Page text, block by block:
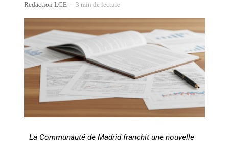
Redaction LCE 3 min de lecture
La Communauté de Madrid franchit une nouvelle